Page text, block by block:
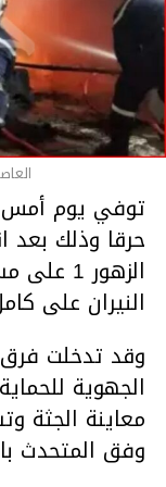
حرقا وذلك بعد
النيران على
وقد تدخلت فرق
الجهوية
معاينة الجثة
وفق المتحدث